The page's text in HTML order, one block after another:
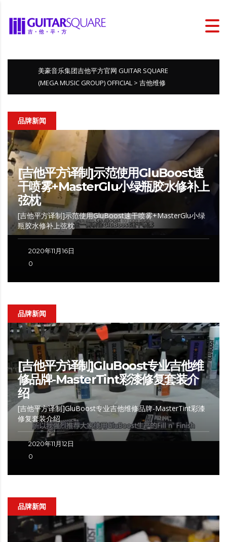
美豪音乐集团吉他平方官网 GUITAR SQUARE
(MEGA MUSIC GROUP) OFFICIAL > 吉他维修
品牌新闻
[吉他平方译制]示范使用GluBoost速
干喷雾+MasterGlu小绿瓶胶水修补上
弦枕
[吉他平方译制]示范使用GluBoost速干喷雾+MasterGlu小绿
瓶胶水修补上弦枕
2020年11月16日
0
品牌新闻
[吉他平方译制]GluBoost专业吉他维
修品牌-MasterTint彩漆修复套装介
绍
[吉他平方译制]GluBoost专业吉他维修品牌-MasterTint彩漆
修复套装介绍
2020年11月12日
0
品牌新闻